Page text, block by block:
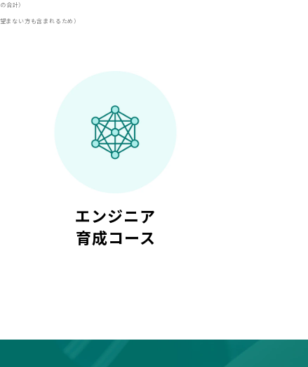
合計）
ない方も含まれるため）
エンジニア
育成コース